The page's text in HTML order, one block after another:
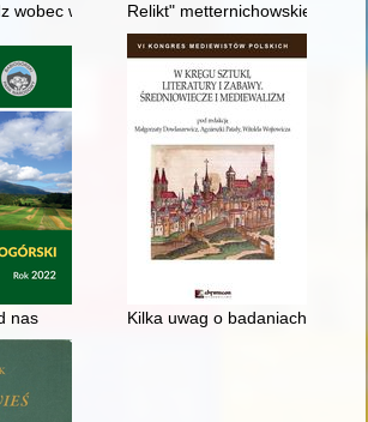
wobec wychodźstwa z Galicji do Brazylii w
Relikt" metternichowskiej
nas Kilka uwag o badaniach nad